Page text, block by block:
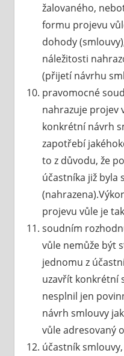
žalovaného,
formu projevu
dohody
náležitosti
(přijetí návrhu
pravomocné
nahrazuje projev
konkrétní návrh
zapotřebí
to z důvodu, že
účastníka již byla
projevu vůle je
soudním
vůle nemůže být
jednomu z
uzavřít konkrétní
nesplnil jen
návrh smlouvy
vůle adresovaný
účastník